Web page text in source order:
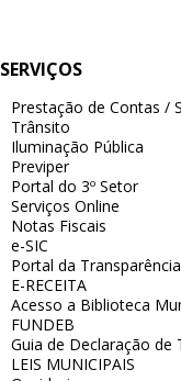
SERVIÇOS
Prestação de Contas /
Trânsito
Iluminação Pública
Previper
Portal do 3º Setor
Serviços Online
Notas Fiscais
e-SIC
Portal da Transparência
E-RECEITA
Acesso a Biblioteca
FUNDEB
Guia de Declaração de
LEIS MUNICIPAIS